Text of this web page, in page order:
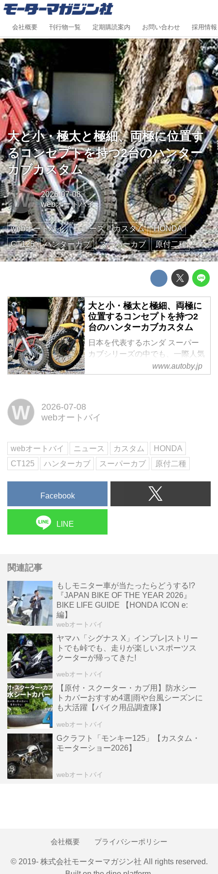
会社概要 刊行物一覧 定期購読案内 お問い合わせ 採用情報
大と小・極太と極細、両極に位置す
るコンセプトを持つ2台のハンター
カブカスタム
W
2026-07-08
webオートバイ
webオートバイ ニュース カスタム
HONDA
CT125
ハンターカブ スーパーカブ 原付二種
大と小・極太と極細、両極に
位置するコンセプトを持つ2
台のハンターカブカスタム
日本を代表するホンダ スーパー
カブシリーズの中でも、一際人気
となっているCT125・ハンターカ
ブ。今回は、静岡県浜松市にある
ーカブのカスタムと、往年の
www.autoby.jp
W
2026-07-08
webオートバイ
webオートバイ ニュース カスタム
HONDA
CT125
ハンターカブ スーパーカブ 原付二種
Facebook
LINE
関連記事
もしモニター車が当たったらどうする!?
『JAPAN BIKE OF THE YEAR 2026』
BIKE LIFE GUIDE 【HONDA ICON e:
編】
webオートバイ
ヤマハ「シグナス X」インプレ|ストリー
トでも峠でも、走りが楽しいスポーツス
クーターが帰ってきた!
webオートバイ
【原付・スクーター・カブ用】防水シー
トカバーおすすめ4選|雨や台風シーズンに
も大活躍【バイク用品調査隊】
webオートバイ
Gクラフト「モンキー125」【カスタム・
モーターショー2026】
webオートバイ
会社概要 プライバシーポリシー
© 2019- 株式会社モーターマガジン社 All rights reserved.